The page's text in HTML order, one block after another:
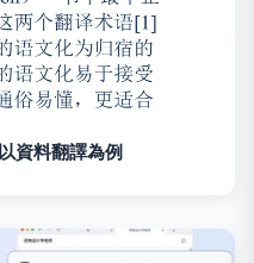
資料翻譯為例